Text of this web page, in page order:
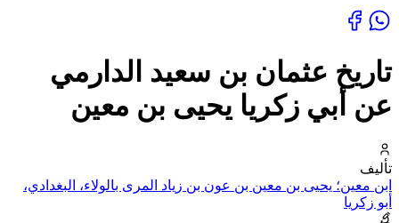
تاريخ عثمان بن سعيد الدارمي
عن أبي زكريا يحيى بن معين
تأليف
ابن معين؛ يحيى بن معين بن عون بن زياد المرى بالولاء، البغدادي،
أبو زكريا